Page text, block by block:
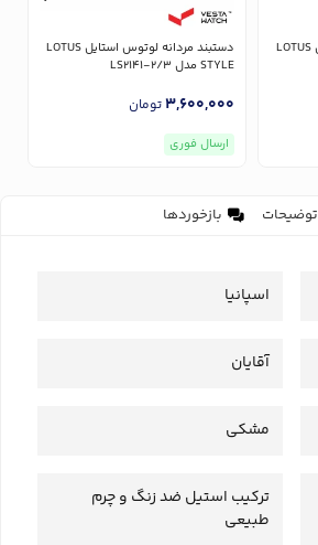
دستبند مردانه لوتوس استایل LOTUS
دستبند مردانه لوتوس استایل LOTUS
STYLE مدل LS2141-2/3
3,600,000تومان
ارسال فوری
توضیحات بازخوردها
اسپانیا
آقایان
مشکی
ترکیب استیل ضد زنگ و چرم
طبیعی